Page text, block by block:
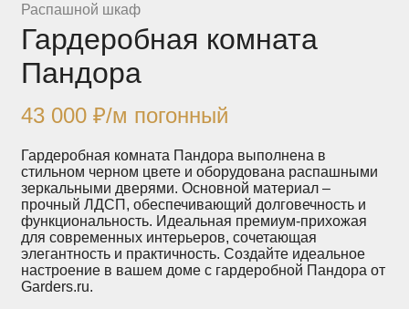
Мебель в детскую Мебель в ванную
Модульные
системы
хранения
Стеллажи Тумбы
Шкафы по
назначению
Гардеробные
Распашные шкафы
Распашной шкаф
Гардеробная комната
Пандора
43 000₽/м погонный
Гардеробная комната Пандора выполнена в
стильном черном цвете и оборудована распашными
зеркальными дверями. Основной материал –
прочный ЛДСП, обеспечивающий долговечность и
функциональность. Идеальная премиум-прихожая
для современных интерьеров, сочетающая
элегантность и практичность. Создайте идеальное
настроение в вашем доме с гардеробной Пандора от
Garders.ru.